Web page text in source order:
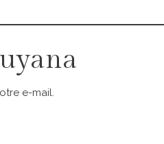
e-mail.